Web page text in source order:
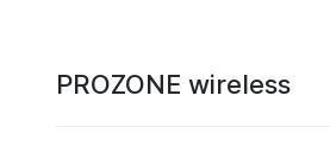
PROZONE wireless